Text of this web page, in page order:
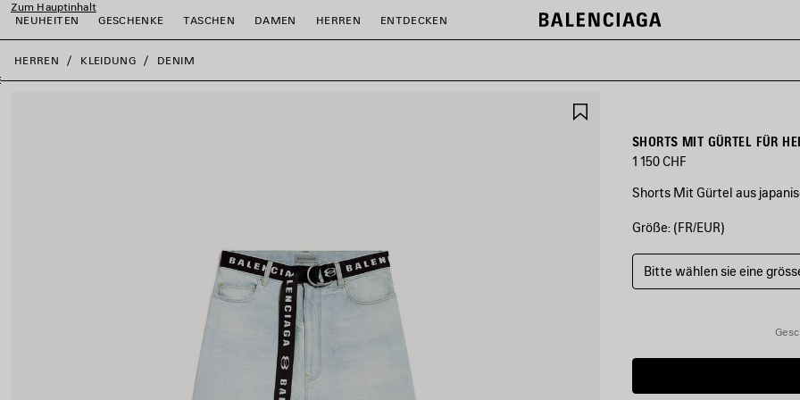
Zum Hauptinhalt
NEUHEITEN
GESCHENKE TASCHEN DAMEN HERREN ENTDECKEN
close the banner
HERREN KLEIDUNG DENIM
SHORTS MIT GÜRTEL FÜR
1 150 CHF
Shorts Mit Gürtel aus
FARBEN
HELLBLAU
Hellblau
Größe: (FR/EUR)
Bitte wählen sie eine